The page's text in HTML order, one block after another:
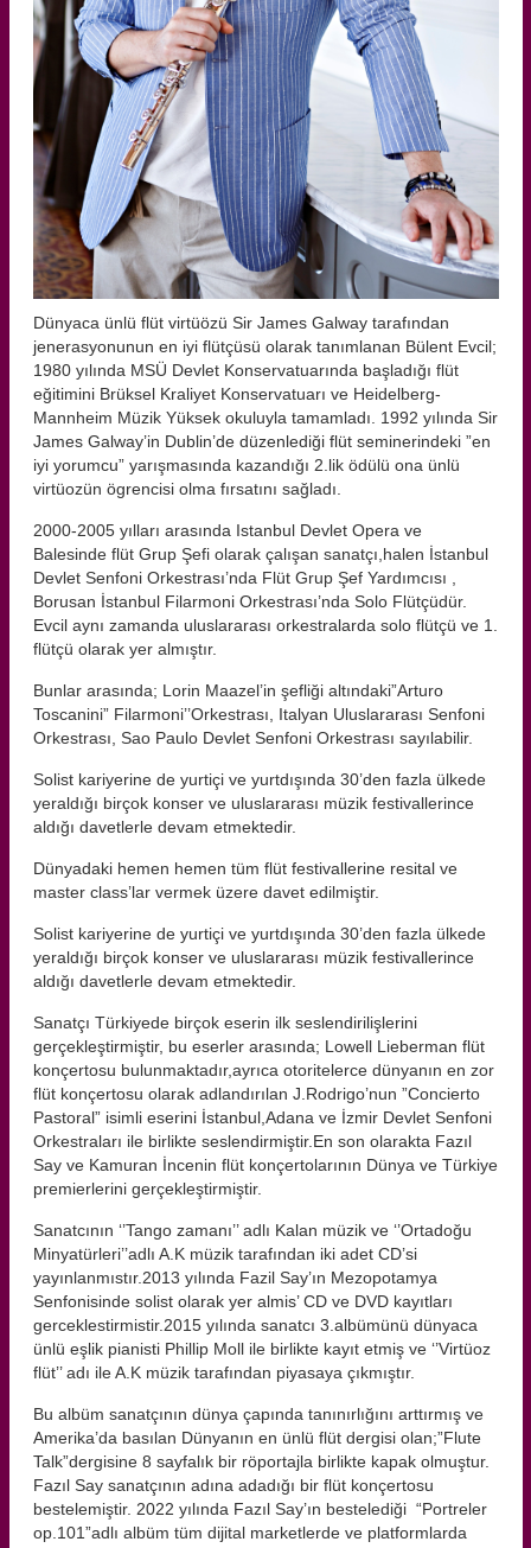
Dünyaca ünlü flüt virtüözü Sir James Galway tarafından
jenerasyonunun en iyi flütçüsü olarak tanımlanan Bülent Evcil;
1980 yılında MSÜ Devlet Konservatuarında başladığı flüt
eğitimini Brüksel Kraliyet Konservatuarı ve Heidelberg-
Mannheim Müzik Yüksek okuluyla tamamladı. 1992 yılında Sir
James Galway’in Dublin’de düzenlediği flüt seminerindeki ”en
iyi yorumcu” yarışmasında kazandığı 2.lik ödülü ona ünlü
virtüozün ögrencisi olma fırsatını sağladı.
2000-2005 yılları arasında Istanbul Devlet Opera ve
Balesinde flüt Grup Şefi olarak çalışan sanatçı,halen İstanbul
Devlet Senfoni Orkestrası’nda Flüt Grup Şef Yardımcısı ,
Borusan İstanbul Filarmoni Orkestrası’nda Solo Flütçüdür.
Evcil aynı zamanda uluslararası orkestralarda solo flütçü ve 1.
flütçü olarak yer almıştır.
Bunlar arasında; Lorin Maazel’in şefliği altındaki”Arturo
Toscanini” Filarmoni’’Orkestrası, Italyan Uluslararası Senfoni
Orkestrası, Sao Paulo Devlet Senfoni Orkestrası sayılabilir.
Solist kariyerine de yurtiçi ve yurtdışında 30’den fazla ülkede
yeraldığı birçok konser ve uluslararası müzik festivallerince
aldığı davetlerle devam etmektedir.
Dünyadaki hemen hemen tüm flüt festivallerine resital ve
master class’lar vermek üzere davet edilmiştir.
Solist kariyerine de yurtiçi ve yurtdışında 30’den fazla ülkede
yeraldığı birçok konser ve uluslararası müzik festivallerince
aldığı davetlerle devam etmektedir.
Sanatçı Türkiyede birçok eserin ilk seslendirilişlerini
gerçekleştirmiştir, bu eserler arasında; Lowell Lieberman flüt
konçertosu bulunmaktadır,ayrıca otoritelerce dünyanın en zor
flüt konçertosu olarak adlandırılan J.Rodrigo’nun ”Concierto
Pastoral” isimli eserini İstanbul,Adana ve İzmir Devlet Senfoni
Orkestraları ile birlikte seslendirmiştir.En son olarakta Fazıl
Say ve Kamuran İncenin flüt konçertolarının Dünya ve Türkiye
premierlerini gerçekleştirmiştir.
Sanatcının ‘’Tango zamanı’’ adlı Kalan müzik ve ‘’Ortadoğu
Minyatürleri’’adlı A.K müzik tarafından iki adet CD’si
yayınlanmıstır.2013 yılında Fazil Say’ın Mezopotamya
Senfonisinde solist olarak yer almis’ CD ve DVD kayıtları
gerceklestirmistir.2015 yılında sanatcı 3.albümünü dünyaca
ünlü eşlik pianisti Phillip Moll ile birlikte kayıt etmiş ve ‘’Virtüoz
flüt’’ adı ile A.K müzik tarafından piyasaya çıkmıştır.
Bu albüm sanatçının dünya çapında tanınırlığını arttırmış ve
Amerika’da basılan Dünyanın en ünlü flüt dergisi olan;”Flute
Talk”dergisine 8 sayfalık bir röportajla birlikte kapak olmuştur.
Fazıl Say sanatçının adına adadığı bir flüt konçertosu
bestelemiştir. 2022 yılında Fazıl Say’ın bestelediği “Portreler
op.101”adlı albüm tüm dijital marketlerde ve platformlarda